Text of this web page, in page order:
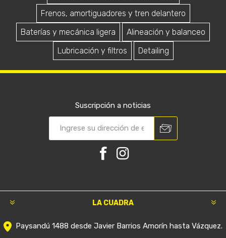
Frenos, amortiguadores y tren delantero
Baterías y mecánica ligera
Alineación y balanceo
Lubricación y filtros
Detailing
Suscripción a noticias
LA CUADRA
Paysandú 1488 desde Javier Barrios Amorín hasta Vázquez.